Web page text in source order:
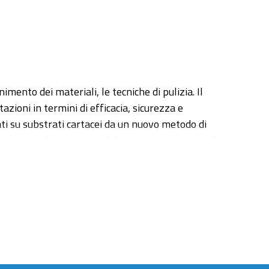
dei materiali, le tecniche di pulizia. Il
in termini di efficacia, sicurezza e
substrati cartacei da un nuovo metodo di
per la rimozione del CBC in un processo che
dei substrati organici che ricoprono l’opera
tecniche analitiche quali EGA-MS, Py-
maintenance of materials. Improving